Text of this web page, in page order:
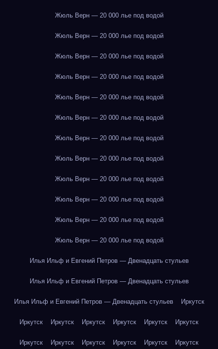
Жюль Верн — 20 000 лье под водой
Жюль Верн — 20 000 лье под водой
Жюль Верн — 20 000 лье под водой
Жюль Верн — 20 000 лье под водой
Жюль Верн — 20 000 лье под водой
Жюль Верн — 20 000 лье под водой
Жюль Верн — 20 000 лье под водой
Жюль Верн — 20 000 лье под водой
Жюль Верн — 20 000 лье под водой
Жюль Верн — 20 000 лье под водой
Жюль Верн — 20 000 лье под водой
Жюль Верн — 20 000 лье под водой
Илья Ильф и Евгений Петров — Двенадцать стульев
Илья Ильф и Евгений Петров — Двенадцать стульев
Илья Ильф и Евгений Петров — Двенадцать стульев Иркутск
Иркутск Иркутск Иркутск Иркутск Иркутск Иркутск
Иркутск Иркутск Иркутск Иркутск Иркутск Иркутск